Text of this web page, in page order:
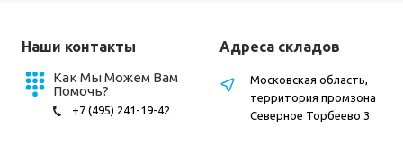
Наши контакты
Как Мы Можем Вам
Помочь?
+7 (495) 241-19-42
Адреса складов
Московская область,
территория промзона
Северное Торбеево 3